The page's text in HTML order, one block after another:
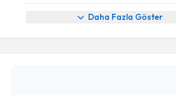
Daha Fazla Göster
Randevu Takvimi Talebi